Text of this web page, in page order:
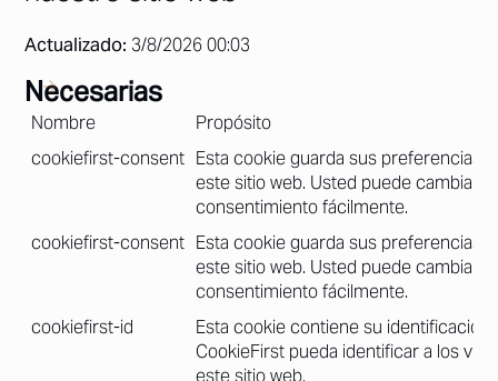
Actualizado: 3/8/2026 00:03
Necesarias
Nombre
Propósito
cookiefirst-consent Esta cookie guarda sus preferencias
este sitio web. Usted puede
consentimiento fácilmente.
cookiefirst-consent Esta cookie guarda sus preferencias
este sitio web. Usted puede
consentimiento fácilmente.
cookiefirst-id
Esta cookie contiene su identificación
CookieFirst pueda identificar a los
este sitio web.